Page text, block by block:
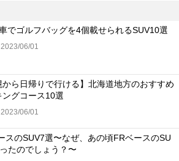
でゴルフバッグを4個載せられるSUV10選
06/01
から日帰りで行ける】北海道地方のおすすめ
ングコース10選
06/01
スのSUV7選〜なぜ、あの頃FRベースのSU
たのでしょう？〜